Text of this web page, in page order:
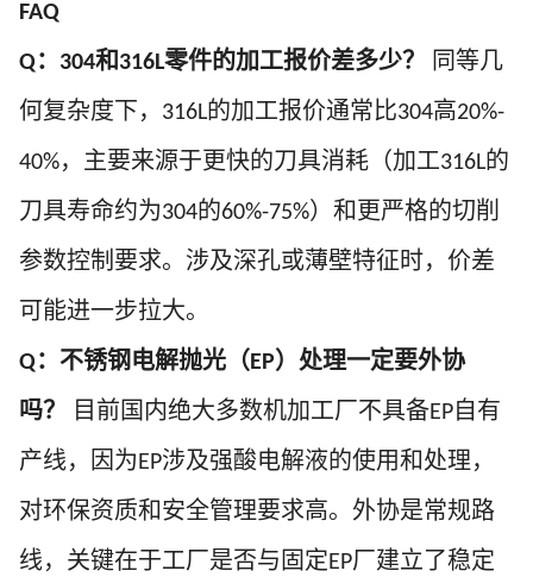
FAQ
Q： 304和 316L零件的加工报价差多少？
同等几
何复杂度下， 316L的加工报价通常比304高20%-
40%，主要来源于更快的刀具消耗（加工316L的
刀具寿命约为304的60%-75%）和更严格的切削
参数控制要求。涉及深孔或薄壁特征时，价差
可能进一步拉大。
Q：不锈钢电解抛光（EP）处理一定要外协
吗？
目前国内绝大多数机加工厂不具备EP 自有
产线，因为EP涉及强酸电解液的使用和处理，
对环保资质和安全管理要求高。外协是常规路
线，关键在于工厂是否与固定EP厂建立了稳定